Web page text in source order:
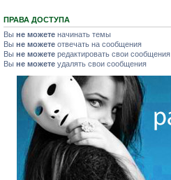
ПРАВА ДОСТУПА
Вы не можете начинать темы
Вы не можете отвечать на сообщения
Вы не можете редактировать свои сообщения
Вы не можете удалять свои сообщения